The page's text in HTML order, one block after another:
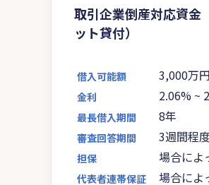
取引企業倒産対応資金
ット貸付）
借入可能額 3,000万円
金利 2.06% ~
最長借入期間 8年
審査回答期間 3週間程度
担保 場合によ
代表者連帯保証 場合によ